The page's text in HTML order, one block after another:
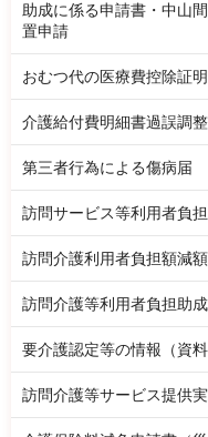
助成に係る申請書・中山
置申請
おむつ代の医療費控除証
介護給付費明細書過誤調
第三者行為による傷病届
訪問サービス等利用者負
訪問介護利用者負担額減
訪問介護等利用者負担助
要介護認定等の情報（資
訪問介護等サービス提供